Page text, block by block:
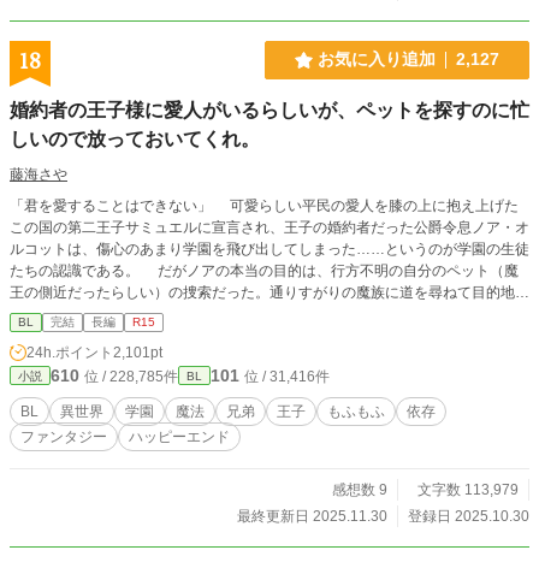
18 お気に入り追加 2,127
婚約者の王子様に愛人がいるらしいが、ペットを探すのに忙
しいので放っておいてくれ。
藤海さや
「君を愛することはできない」 可愛らしい平民の愛人を膝の上に抱え上げた
この国の第二王子サミュエルに宣言され、王子の婚約者だった公爵令息ノア・オ
ルコットは、傷心のあまり学園を飛び出してしまった……というのが学園の生徒
たちの認識である。 だがノアの本当の目的は、行方不明の自分のペット（魔
王の側近だったらしい）の捜索だった。通りすがりの魔族に道を尋ねて目的地へ
向かう途中、ノアは完璧な変装をしていたにも関わらず、何故かノアを追ってき
たらしい王子サミュエルに捕まってしまう。 ◇拙作「僕が勇者に殺された
件。」に出てきたノアの話ですが、一応単体でも読めます。 ◇テキトー設定。
細かいツッコミはご容赦ください。見切り発車なので不定期更新となります。
BL 完結 長編 R15
24h.ポイント 2,101pt
小説 610 位 / 228,785件 BL 101 位 / 31,416件
BL 異世界 学園 魔法 兄弟 王子 もふもふ
依存
ファンタジー
ハッピーエンド
感想数 9
文字数 113,979
最終更新日 2025.11.30
登録日 2025.10.30